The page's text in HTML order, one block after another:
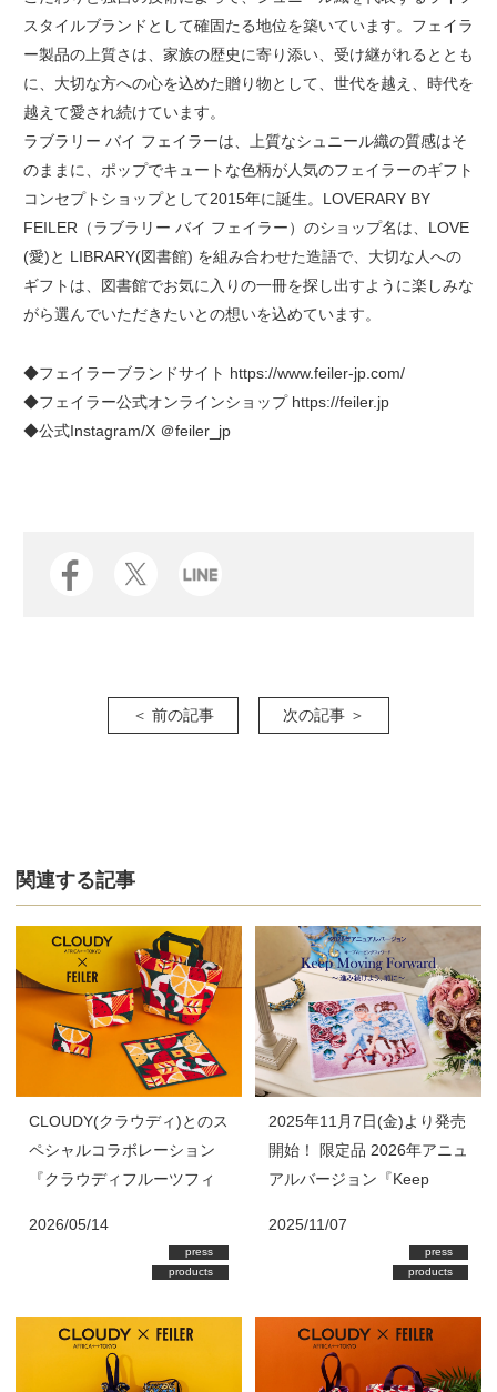
スタイルブランドとして確固たる地位を築いています。フェイラ
ー製品の上質さは、家族の歴史に寄り添い、受け継がれるととも
に、大切な方への心を込めた贈り物として、世代を越え、時代を
越えて愛され続けています。
ラブラリー バイ フェイラーは、上質なシュニール織の質感はそ
のままに、ポップでキュートな色柄が人気のフェイラーのギフト
コンセプトショップとして2015年に誕生。LOVERARY BY
FEILER（ラブラリー バイ フェイラー）のショップ名は、LOVE
(愛)と LIBRARY(図書館) を組み合わせた造語で、大切な人への
ギフトは、図書館でお気に入りの一冊を探し出すように楽しみな
がら選んでいただきたいとの想いを込めています。
◆フェイラーブランドサイト https://www.feiler-jp.com/
◆フェイラー公式オンラインショップ https://feiler.jp
◆公式Instagram/X ＠feiler_jp
＜ 前の記事 次の記事 ＞
関連する記事
CLOUDY(クラウディ)とのス
ペシャルコラボレーション
『クラウディフルーツフィ
2026/05/14
press
products
2025年11月7日(金)より発売
開始！ 限定品 2026年アニュ
アルバージョン『Keep
2025/11/07
press
products